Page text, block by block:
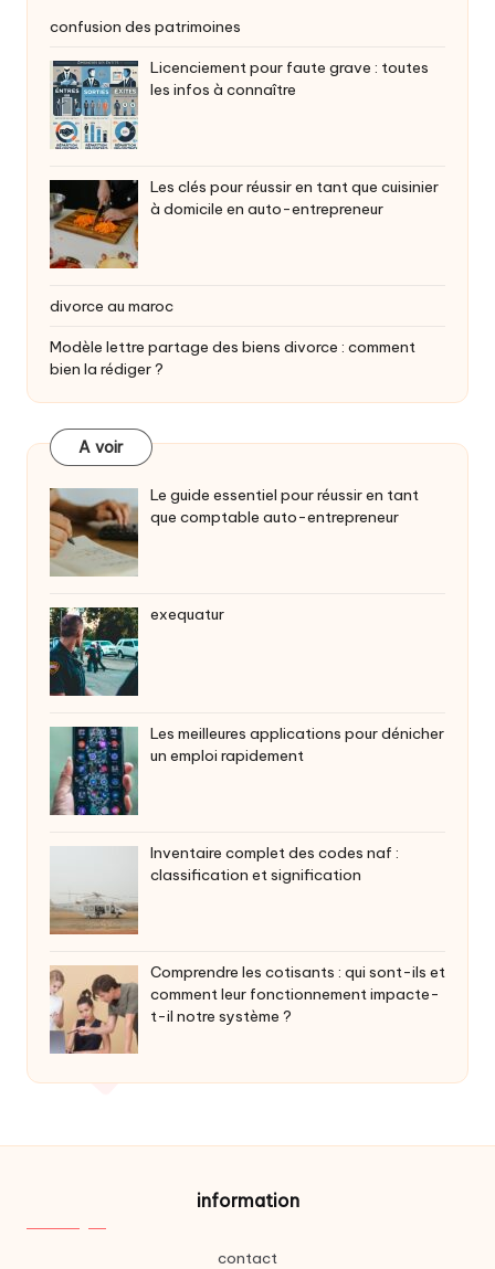
confusion des patrimoines
Licenciement pour faute grave : toutes
les infos à connaître
Les clés pour réussir en tant que cuisinier
à domicile en auto-entrepreneur
divorce au maroc
Modèle lettre partage des biens divorce : comment
bien la rédiger ?
A voir
Le guide essentiel pour réussir en tant
que comptable auto-entrepreneur
exequatur
Les meilleures applications pour dénicher
un emploi rapidement
Inventaire complet des codes naf :
classification et signification
Comprendre les cotisants : qui sont-ils et
comment leur fonctionnement impacte-
t-il notre système ?
information
contact